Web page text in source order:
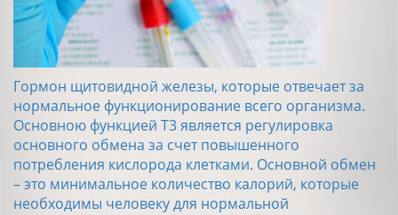
Гормон щитовидной железы, которые отвечает за
нормальное функционирование всего организма.
Основною функцией Т3 является регулировка
основного обмена за счет повышенного
потребления кислорода клетками. Основной обмен
– это минимальное количество калорий, которые
необходимы человеку для нормальной